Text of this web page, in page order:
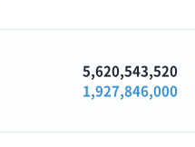
5,620,543,520
1,927,846,000